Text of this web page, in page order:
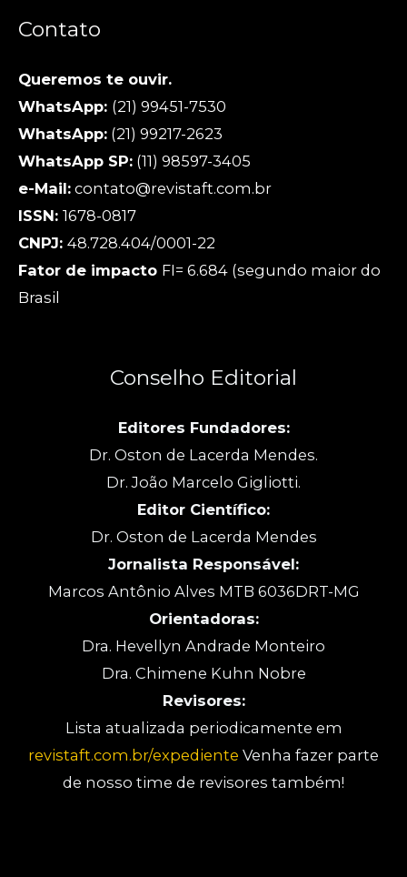
Contato
Queremos te ouvir.
WhatsApp: (21) 99451-7530
WhatsApp: (21) 99217-2623
WhatsApp SP: (11) 98597-3405
e-Mail: contato@revistaft.com.br
ISSN: 1678-0817
CNPJ: 48.728.404/0001-22
Fator de impacto FI= 6.684 (segundo maior do
Brasil
Conselho Editorial
Editores Fundadores:
Dr. Oston de Lacerda Mendes.
Dr. João Marcelo Gigliotti.
Editor Científico:
Dr. Oston de Lacerda Mendes
Jornalista Responsável:
Marcos Antônio Alves MTB 6036DRT-MG
Orientadoras:
Dra. Hevellyn Andrade Monteiro
Dra. Chimene Kuhn Nobre
Revisores:
Lista atualizada periodicamente em
revistaft.com.br/expediente Venha fazer parte
de nosso time de revisores também!